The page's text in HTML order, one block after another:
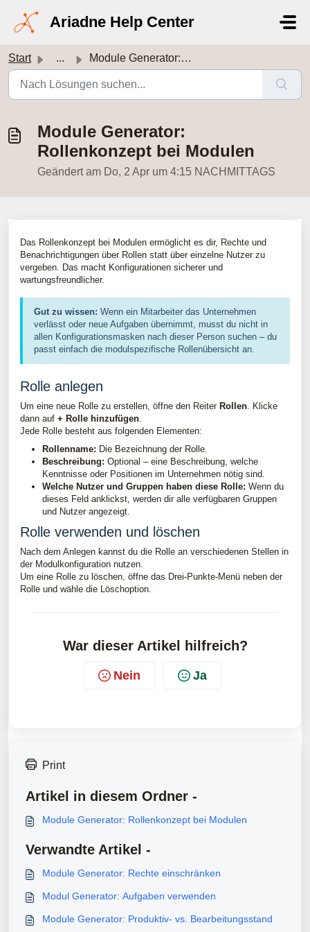
Ariadne Help Center
Start ... Module Generator: Rollenkonzept bei Modulen
Module Generator:
Rollenkonzept bei Modulen
Geändert am Do, 2 Apr um 4:15 NACHMITTAGS
Das Rollenkonzept bei Modulen ermöglicht es dir, Rechte und
Benachrichtigungen über Rollen statt über einzelne Nutzer zu
vergeben. Das macht Konfigurationen sicherer und
wartungsfreundlicher.
Gut zu wissen: Wenn ein Mitarbeiter das Unternehmen
verlässt oder neue Aufgaben übernimmt, musst du nicht in
allen Konfigurationsmasken nach dieser Person suchen – du
passt einfach die modulspezifische Rollenübersicht an.
Rolle anlegen
Um eine neue Rolle zu erstellen, öffne den Reiter Rollen. Klicke
dann auf + Rolle hinzufügen.
Jede Rolle besteht aus folgenden Elementen:
Rollenname: Die Bezeichnung der Rolle.
Beschreibung: Optional – eine Beschreibung, welche
Kenntnisse oder Positionen im Unternehmen nötig sind.
Welche Nutzer und Gruppen haben diese Rolle: Wenn du
dieses Feld anklickst, werden dir alle verfügbaren Gruppen
und Nutzer angezeigt.
Rolle verwenden und löschen
Nach dem Anlegen kannst du die Rolle an verschiedenen Stellen in
der Modulkonfiguration nutzen.
Um eine Rolle zu löschen, öffne das Drei-Punkte-Menü neben der
Rolle und wähle die Löschoption.
War dieser Artikel hilfreich?
Nein Ja
Print
Artikel in diesem Ordner -
Module Generator: Rollenkonzept bei Modulen
Verwandte Artikel -
Module Generator: Rechte einschränken
Modul Generator: Aufgaben verwenden
Module Generator: Produktiv- vs. Bearbeitungsstand